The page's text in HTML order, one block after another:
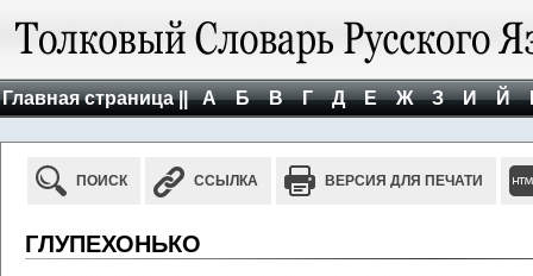
Главная страница || А Б В Г Д Е Ж З И Й
ПОИСК ССЫЛКА ВЕРСИЯ ДЛЯ ПЕЧАТИ
ГЛУПЕХОНЬКО